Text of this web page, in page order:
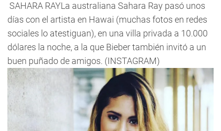
SAHARA RAYLa australiana Sahara Ray pasó unos
días con el artista en Hawai (muchas fotos en redes
sociales lo atestiguan), en una villa privada a 10.000
dólares la noche, a la que Bieber también invitó a un
buen puñado de amigos. (INSTAGRAM)